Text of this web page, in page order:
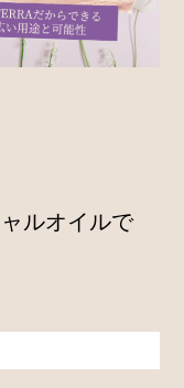
ルオイルで